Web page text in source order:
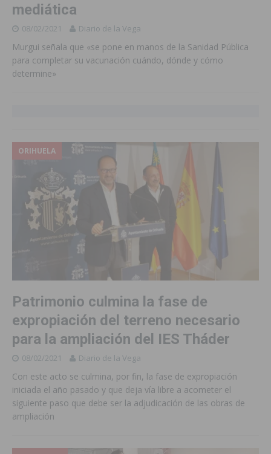
mediática
08/02/2021 Diario de la Vega
Murgui señala que «se pone en manos de la Sanidad Pública
para completar su vacunación cuándo, dónde y cómo
determine»
ORIHUELA
Patrimonio culmina la fase de
expropiación del terreno necesario
para la ampliación del IES Tháder
08/02/2021 Diario de la Vega
Con este acto se culmina, por fin, la fase de expropiación
iniciada el año pasado y que deja vía libre a acometer el
siguiente paso que debe ser la adjudicación de las obras de
ampliación